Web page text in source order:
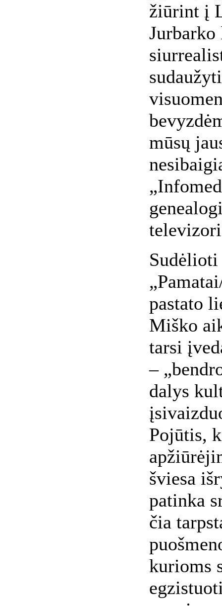
žiūrint į
mūsų
pastato
Miško
tarsi
–
dalys
Pojūtis,
šviesa
patinka
čia
kurioms